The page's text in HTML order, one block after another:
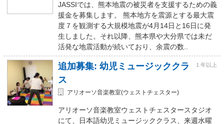
JASSIでは、熊本地震の被災者を支援するための義
援金を募集します。 熊本地方を震源とする最大震
度７を観測する大規模地震が4月14日と16日に発
生しました。それ以降、熊本県や大分県では未だ
活発な地震活動が続いており、余震の数..
追加募集: 幼児ミュージッククラ
ス
１年以上
アリオーソ音楽教室(ウェストチェスター)
アリオーソ音楽教室ウェストチェスタースタジオ
にて、日本語幼児ミュージッククラス、来週水曜